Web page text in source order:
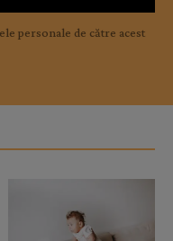
personale de către acest